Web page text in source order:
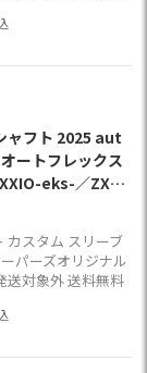
ャフト 2025 aut
ートフレックス
eks-／ZX7,
カスタム スリーブ
パーズオリジナル
送対象外 送料無料